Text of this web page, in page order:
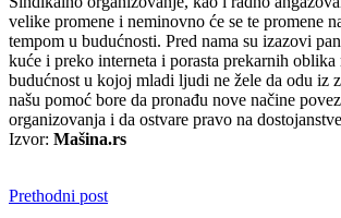
velike promene i neminovno će se te promene
tempom u budućnosti. Pred nama su izazovi
kuće i preko interneta i porasta prekarnih
budućnost u kojoj mladi ljudi ne žele da odu iz
našu pomoć bore da pronađu nove načine
organizovanja i da ostvare pravo na
Izvor: Mašina.rs
Prethodni post